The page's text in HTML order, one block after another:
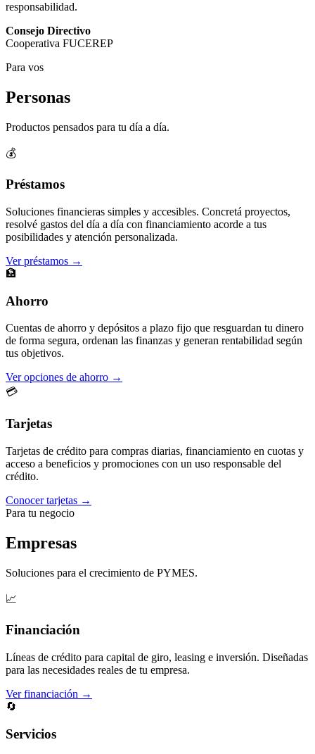
responsabilidad.
Consejo Directivo
Cooperativa FUCEREP
Para vos
Personas
Productos pensados para tu día a día.
💰
Préstamos
Soluciones financieras simples y accesibles. Concretá proyectos,
resolvé gastos del día a día con financiamiento acorde a tus
posibilidades y atención personalizada.
Ver préstamos →
🏦
Ahorro
Cuentas de ahorro y depósitos a plazo fijo que resguardan tu dinero
de forma segura, ordenan las finanzas y generan rentabilidad según
tus objetivos.
Ver opciones de ahorro →
💳
Tarjetas
Tarjetas de crédito para compras diarias, financiamiento en cuotas y
acceso a beneficios y promociones con un uso responsable del
crédito.
Conocer tarjetas →
Para tu negocio
Empresas
Soluciones para el crecimiento de PYMES.
📈
Financiación
Líneas de crédito para capital de giro, leasing e inversión. Diseñadas
para las necesidades reales de tu empresa.
Ver financiación →
🔄
Servicios